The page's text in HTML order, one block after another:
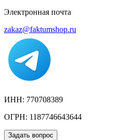
Электронная почта
zakaz@faktumshop.ru
ИНН: 770708389
ОГРН: 1187746643644
Задать вопрос